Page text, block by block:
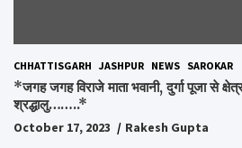
CHHATTISGARH JASHPUR NEWS SAROKAR
*जगह जगह विराजे माता भवानी, दुर्गा पूजा से
श्रद्धालु……..*
October 17, 2023 Rakesh Gupta